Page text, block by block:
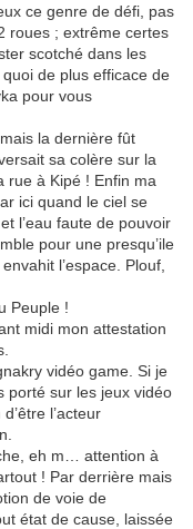
ce genre de défi, pas
roues ; extrême certes
scotché dans les
de plus efficace de
pour vous
mais la dernière fût
sa colère sur la
rue à Kipé ! Enfin ma
ici quand le ciel se
l’eau faute de pouvoir
pour une presqu’ile
l’espace. Plouf,
Peuple !
midi mon attestation
vidéo game. Si je
porté sur les jeux vidéo
l’acteur
eh m… attention à
! Par derrière mais
de voie de
état de cause, laissée